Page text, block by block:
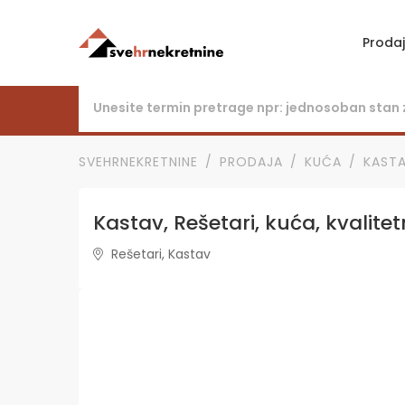
SVEHRNEKRETNINE PRODAJA KUĆA
Kastav, Rešetari, kuća,
Rešetari, Kastav